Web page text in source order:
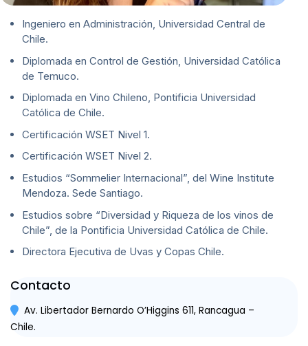
Ingeniero en Administración, Universidad Central de
Chile.
Diplomada en Control de Gestión, Universidad Católica
de Temuco.
Diplomada en Vino Chileno, Pontificia Universidad
Católica de Chile.
Certificación WSET Nivel 1.
Certificación WSET Nivel 2.
Estudios “Sommelier Internacional”, del Wine Institute
Mendoza. Sede Santiago.
Estudios sobre “Diversidad y Riqueza de los vinos de
Chile”, de la Pontificia Universidad Católica de Chile.
Directora Ejecutiva de Uvas y Copas Chile.
Contacto
Av. Libertador Bernardo O’Higgins 611, Rancagua –
Chile.